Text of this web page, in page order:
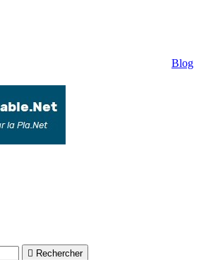
Blog
 Rechercher